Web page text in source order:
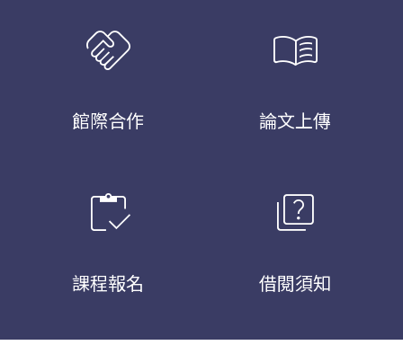
handshake
館際合作
menu_book
論文上傳
inventory
課程報名
quiz
借閱須知